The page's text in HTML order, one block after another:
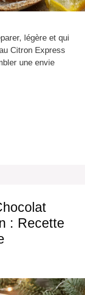
légère et qui
Citron Express
une envie
: Recette